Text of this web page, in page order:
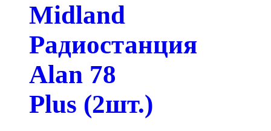
Midland
Радиостанция
Alan 78
Plus (2шт.)